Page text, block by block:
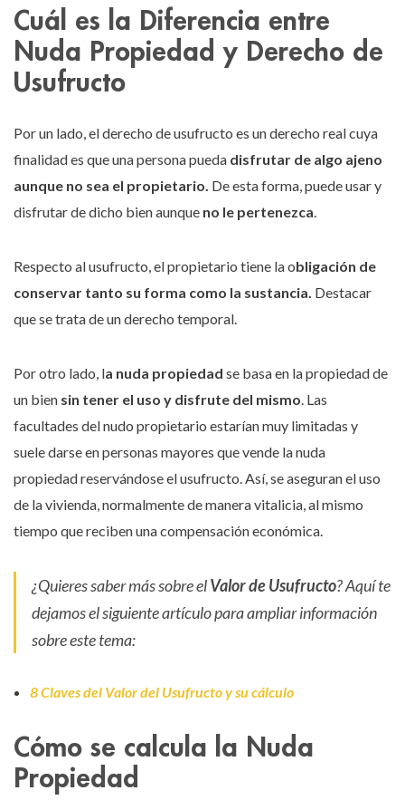
Cuál es la Diferencia entre
Nuda Propiedad y Derecho de
Usufructo
Por un lado, el derecho de usufructo es un derecho real cuya
finalidad es que una persona pueda disfrutar de algo ajeno
aunque no sea el propietario. De esta forma, puede usar y
disfrutar de dicho bien aunque no le pertenezca.
Respecto al usufructo, el propietario tiene la obligación de
conservar tanto su forma como la sustancia. Destacar
que se trata de un derecho temporal.
Por otro lado, la nuda propiedad se basa en la propiedad de
un bien sin tener el uso y disfrute del mismo. Las
facultades del nudo propietario estarían muy limitadas y
suele darse en personas mayores que vende la nuda
propiedad reservándose el usufructo. Así, se aseguran el uso
de la vivienda, normalmente de manera vitalicia, al mismo
tiempo que reciben una compensación económica.
¿Quieres saber más sobre elValor de Usufructo? Aquí te
dejamos el siguiente artículo para ampliar información
sobre este tema:
8 Claves del Valor del Usufructo y su cálculo
Cómo se calcula la Nuda
Propiedad